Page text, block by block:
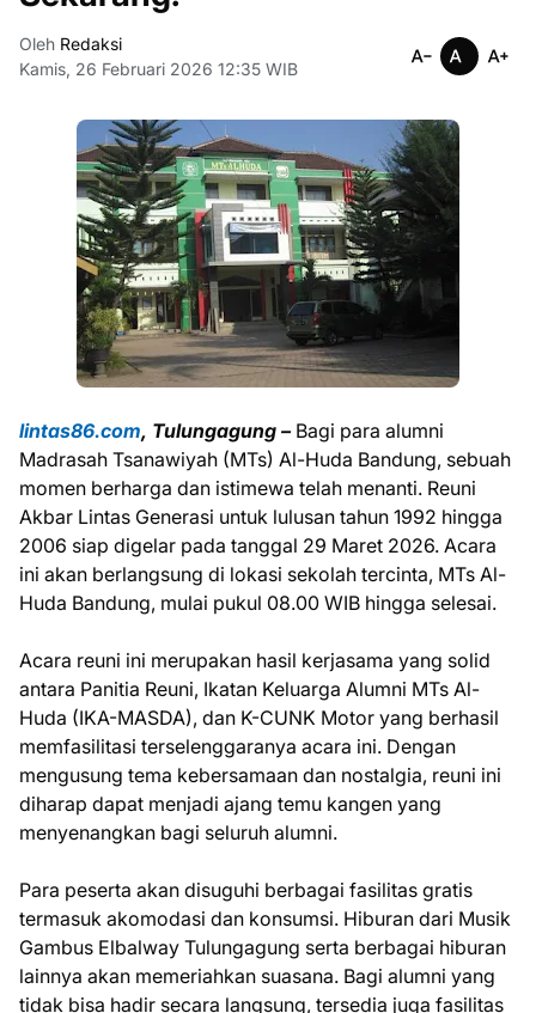
Oleh Redaksi
Kamis, 26 Februari 2026 12:35 WIB
lintas86.com, Tulungagung – Bagi para alumni
Madrasah Tsanawiyah (MTs) Al-Huda Bandung, sebuah
momen berharga dan istimewa telah menanti. Reuni
Akbar Lintas Generasi untuk lulusan tahun 1992 hingga
2006 siap digelar pada tanggal 29 Maret 2026. Acara
ini akan berlangsung di lokasi sekolah tercinta, MTs Al-
Huda Bandung, mulai pukul 08.00 WIB hingga selesai.
Acara reuni ini merupakan hasil kerjasama yang solid
antara Panitia Reuni, Ikatan Keluarga Alumni MTs Al-
Huda (IKA-MASDA), dan K-CUNK Motor yang berhasil
memfasilitasi terselenggaranya acara ini. Dengan
mengusung tema kebersamaan dan nostalgia, reuni ini
diharap dapat menjadi ajang temu kangen yang
menyenangkan bagi seluruh alumni.
Para peserta akan disuguhi berbagai fasilitas gratis
termasuk akomodasi dan konsumsi. Hiburan dari Musik
Gambus Elbalway Tulungagung serta berbagai hiburan
lainnya akan memeriahkan suasana. Bagi alumni yang
tidak bisa hadir secara langsung, tersedia juga fasilitas